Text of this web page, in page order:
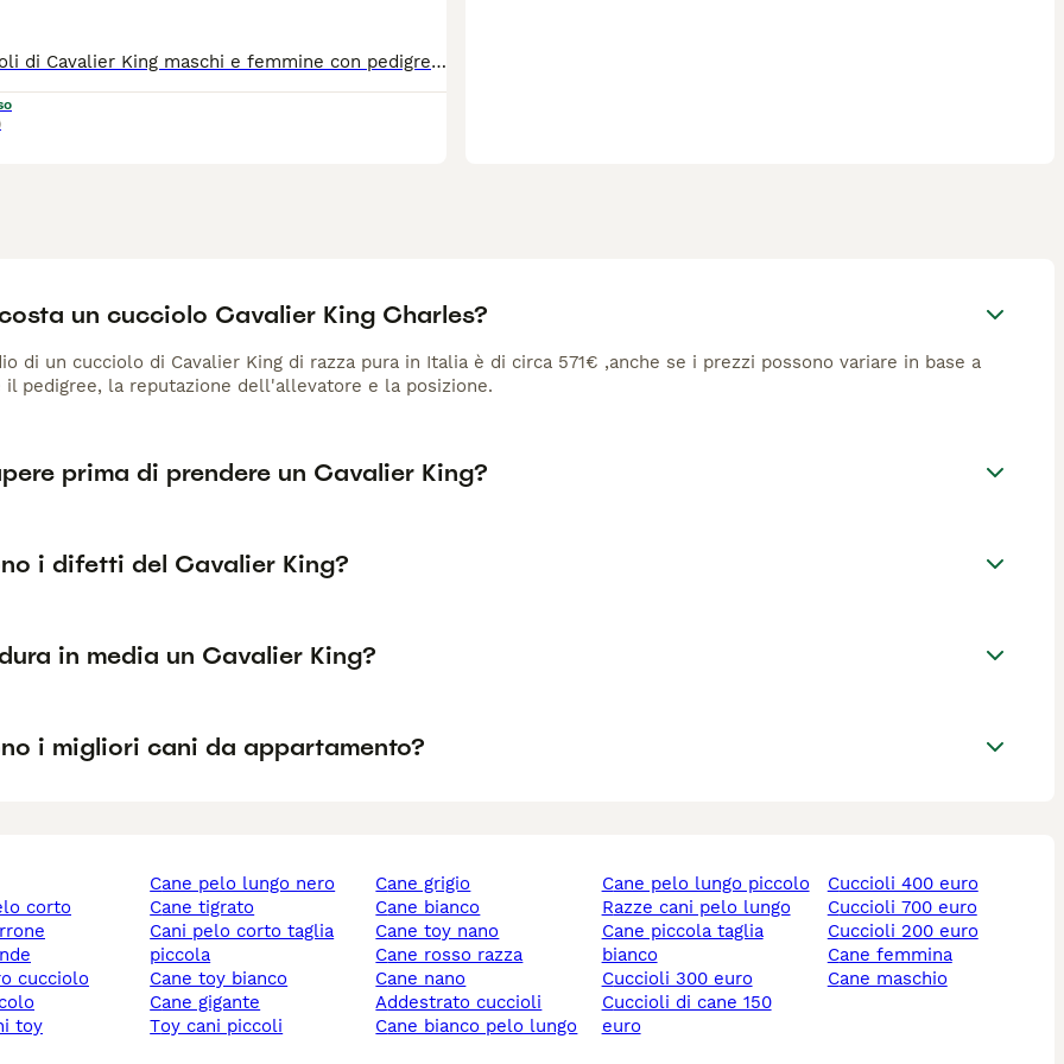
Disponibili cuccioli di Cavalier King maschi e femmine con pedigree, i genitori sono in possesso di esami che attestano l’esenzione da oculopatie genetiche, cardiopatie e lussazione della rotula, il papà ha anche risonanza magnetica. I cuccioli sono in possesso di certificato di buona salute redatto dal veterinario. Tutti i nostri cuccioli sono nati e cresciuti in casa in un ambiente amorevole e ricco di stimoli per prepararli al meglio alla loro nuova vita in famiglia, vengono ceduti con sverminazioni, vaccinazione e microchip già effettuati.
un cucciolo Cavalier King Charles?
di un cucciolo di Cavalier King di razza pura in Italia è di circa 571€ ,anche se i prezzi possono variare in base a
pedigree, la reputazione dell'allevatore e la posizione.
prima di prendere un Cavalier King?
i difetti del Cavalier King?
in media un Cavalier King?
i migliori cani da appartamento?
corto
cucciolo
toy
cane pelo lungo nero
cane tigrato
cani pelo corto taglia
piccola
cane toy bianco
cane gigante
toy cani piccoli
cane grigio
cane bianco
cane toy nano
cane rosso razza
cane nano
addestrato cuccioli
cane bianco pelo lungo
cane pelo lungo piccolo
razze cani pelo lungo
cane piccola taglia
bianco
cuccioli 300 euro
cuccioli di cane 150
euro
cuccioli 400 euro
cuccioli 700 euro
cuccioli 200 euro
cane femmina
cane maschio